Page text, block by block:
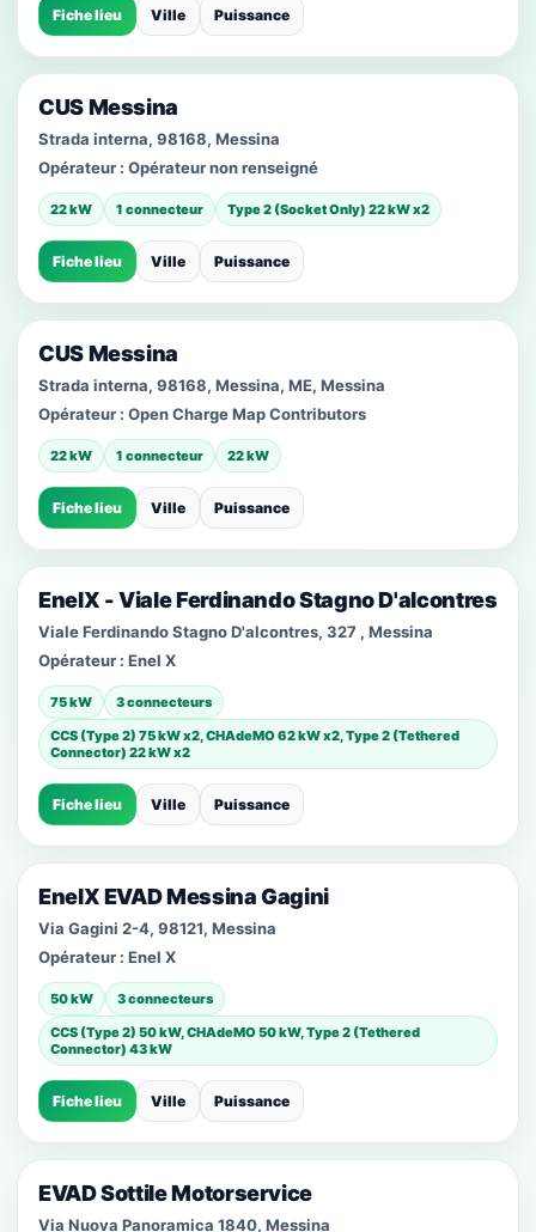
Fiche lieu Ville Puissance
CUS Messina
Strada interna, 98168, Messina
Opérateur : Opérateur non renseigné
22 kW 1 connecteur Type 2 (Socket Only) 22 kW x2
Fiche lieu Ville Puissance
CUS Messina
Strada interna, 98168, Messina, ME, Messina
Opérateur : Open Charge Map Contributors
22 kW 1 connecteur 22 kW
Fiche lieu Ville Puissance
EnelX - Viale Ferdinando Stagno D'alcontres
Viale Ferdinando Stagno D'alcontres, 327 ‌, Messina
Opérateur : Enel X
75 kW
3 connecteurs
CCS (Type 2) 75 kW x2, CHAdeMO 62 kW x2, Type 2 (Tethered
Connector) 22 kW x2
Fiche lieu Ville Puissance
EnelX EVAD Messina Gagini
Via Gagini 2-4, 98121, Messina
Opérateur : Enel X
50 kW
3 connecteurs
CCS (Type 2) 50 kW, CHAdeMO 50 kW, Type 2 (Tethered
Connector) 43 kW
Fiche lieu Ville Puissance
EVAD Sottile Motorservice
Via Nuova Panoramica 1840, Messina